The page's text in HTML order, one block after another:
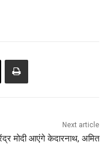
Next article
मोदी आएंगे केदारनाथ, अमित